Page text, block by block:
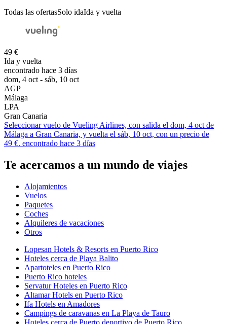
Todas las ofertasSolo idaIda y vuelta
49 €
Ida y vuelta
encontrado hace 3 días
dom, 4 oct - sáb, 10 oct
AGP
Málaga
LPA
Gran Canaria
Seleccionar vuelo de Vueling Airlines, con salida el dom, 4 oct de
Málaga a Gran Canaria, y vuelta el sáb, 10 oct, con un precio de
49 €. encontrado hace 3 días
Te acercamos a un mundo de viajes
Alojamientos
Vuelos
Paquetes
Coches
Alquileres de vacaciones
Otros
Lopesan Hotels & Resorts en Puerto Rico
Hoteles cerca de Playa Balito
Apartoteles en Puerto Rico
Puerto Rico hoteles
Servatur Hoteles en Puerto Rico
Altamar Hotels en Puerto Rico
Ifa Hotels en Amadores
Campings de caravanas en La Playa de Tauro
Hoteles cerca de Puerto deportivo de Puerto Rico